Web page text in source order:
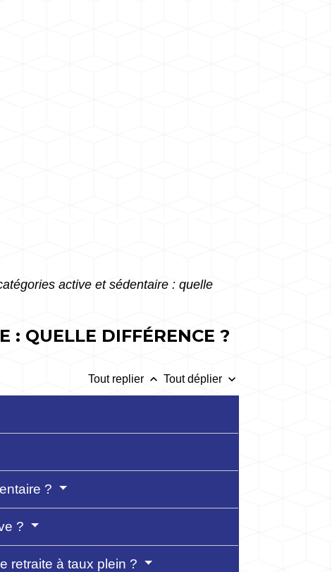
active et sédentaire : quelle
: QUELLE DIFFÉRENCE ?
Tout replier keyboard_arrow_up Tout déplier keyboard_arrow_down
?
?
retraite à taux plein ?